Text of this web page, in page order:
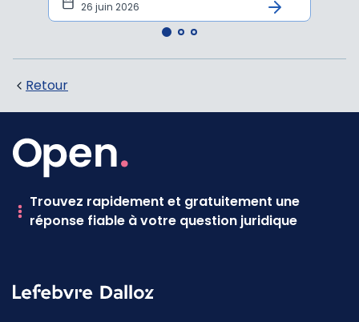
26 juin 2026
Retour
Trouvez rapidement et gratuitement une
réponse fiable à votre question juridique